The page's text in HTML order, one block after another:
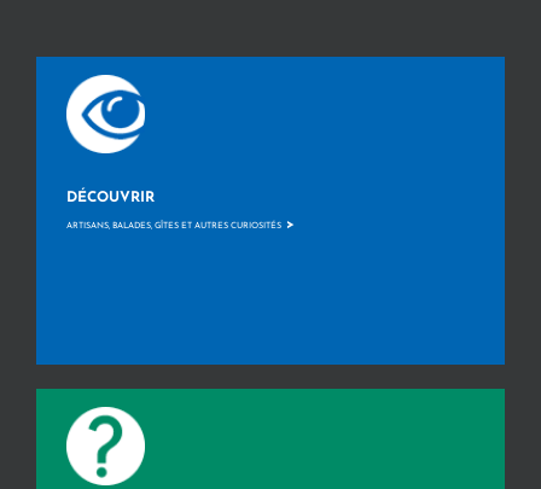
DÉCOUVRIR
ARTISANS, BALADES, GÎTES ET AUTRES CURIOSITÉS >